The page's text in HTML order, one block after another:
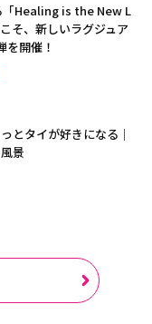
「Healing is the New L
そ、新しいラグジュア
を開催！
とタイが好きになる｜
景